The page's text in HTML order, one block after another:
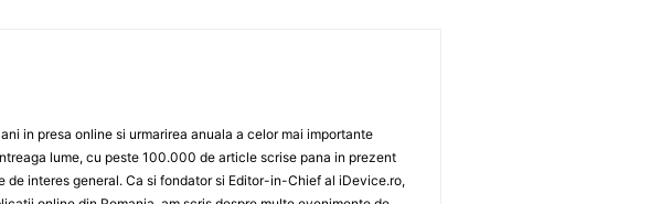
in presa online si urmarirea anuala a celor mai importante
lume, cu peste 100.000 de article scrise pana in prezent
de interes general. Ca si fondator si Editor-in-Chief al iDevice.ro,